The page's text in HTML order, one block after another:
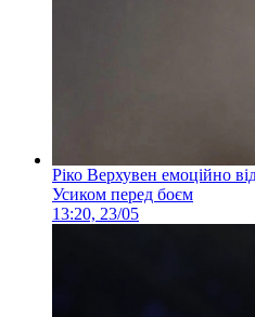
Ріко Верхувен емоційно
Усиком перед боєм
13:20, 23/05